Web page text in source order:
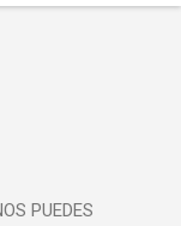
PUEDES